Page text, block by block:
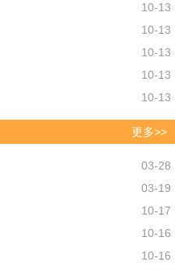
10-13
10-13
10-13
10-13
10-13
更多>>
03-28
03-19
10-17
10-16
10-16